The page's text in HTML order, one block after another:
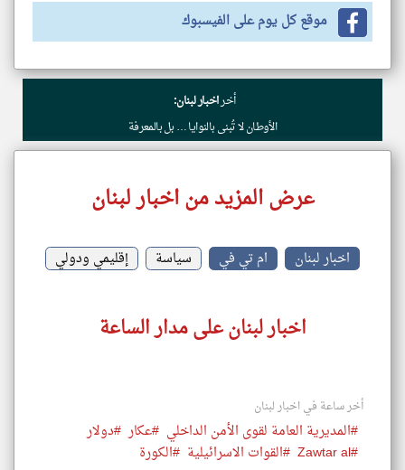
موقع كل يوم على الفيسبوك
أخراخبار لبنان:
الأوطان لا تُبنى بالنوايا … بل بالمعرفة
عرض المزيد من اخبار لبنان
اخبار لبنان ام تي في سياسة إقليمي ودولي
اخبار لبنان على مدار الساعة
أخر ساعة في اخبار لبنان
#المديرية العامة لقوى الأمن الداخلي #عكار #دولار
#Zawtar al
#القوات الاسرائيلية #الكورة